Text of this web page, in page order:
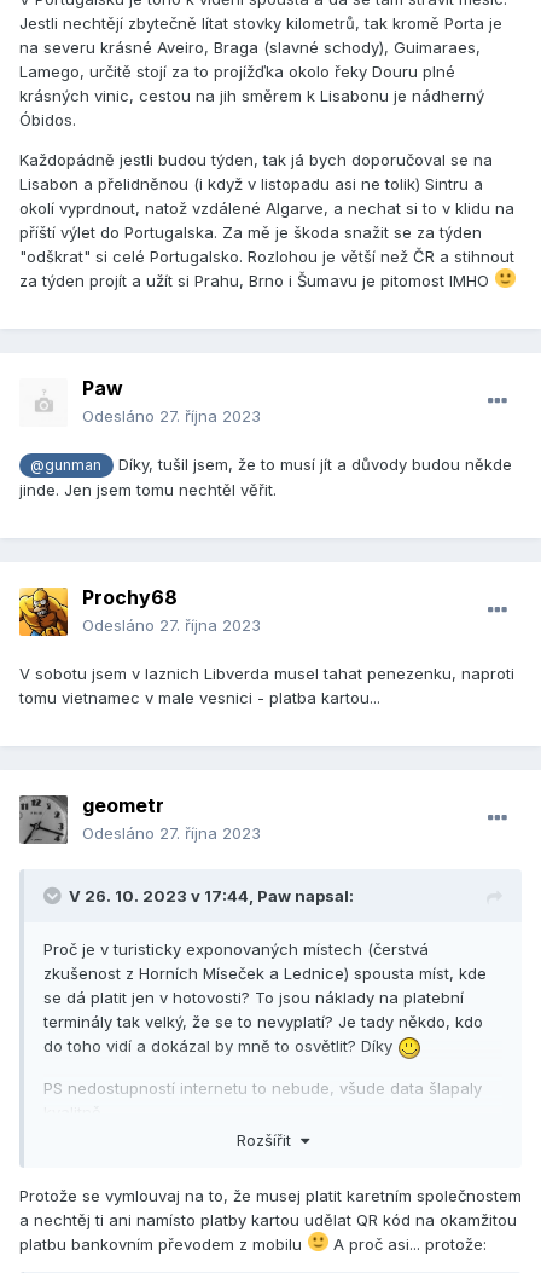
Jestli nechtějí zbytečně lítat stovky kilometrů, tak kromě Porta je
na severu krásné Aveiro, Braga (slavné schody), Guimaraes,
Lamego, určitě stojí za to projížďka okolo řeky Douru plné
krásných vinic, cestou na jih směrem k Lisabonu je nádherný
Óbidos.
Každopádně jestli budou týden, tak já bych doporučoval se na
Lisabon a přelidněnou (i když v listopadu asi ne tolik) Sintru a
okolí vyprdnout, natož vzdálené Algarve, a nechat si to v klidu na
příští výlet do Portugalska. Za mě je škoda snažit se za týden
"odškrat" si celé Portugalsko. Rozlohou je větší než ČR a stihnout
za týden projít a užít si Prahu, Brno i Šumavu je pitomost IMHO
Paw
Odesláno 27. října 2023
@gunman
Díky, tušil jsem, že to musí jít a důvody budou někde
jinde. Jen jsem tomu nechtěl věřit.
Prochy68
Odesláno 27. října 2023
V sobotu jsem v laznich Libverda musel tahat penezenku, naproti
tomu vietnamec v male vesnici - platba kartou...
geometr
Odesláno 27. října 2023
V 26. 10. 2023 v 17:44, Paw napsal:
Proč je v turisticky exponovaných místech (čerstvá
zkušenost z Horních Míseček a Lednice) spousta míst, kde
se dá platit jen v hotovosti? To jsou náklady na platební
terminály tak velký, že se to nevyplatí? Je tady někdo, kdo
do toho vidí a dokázal by mně to osvětlit? Díky
PS nedostupností internetu to nebude, všude data šlapaly
Rozšířit
Protože se vymlouvaj na to, že musej platit karetním společnostem
a nechtěj ti ani namísto platby kartou udělat QR kód na okamžitou
platbu bankovním převodem z mobilu
A proč asi... protože: